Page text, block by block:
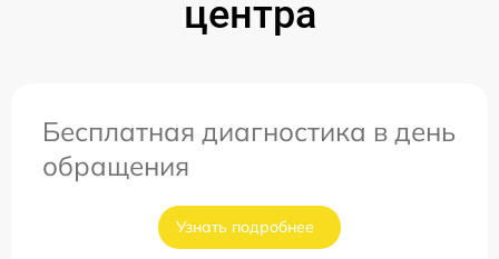
центра
Бесплатная диагностика в день
обращения
Узнать подробнее